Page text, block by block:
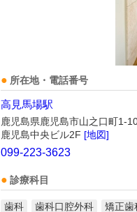
所在地・電話番号
高見馬場駅
鹿児島県鹿児島市山之口町1-
鹿児島中央ビル2F [地図]
099-223-3623
診療科目
歯科 歯科口腔外科 矯正歯